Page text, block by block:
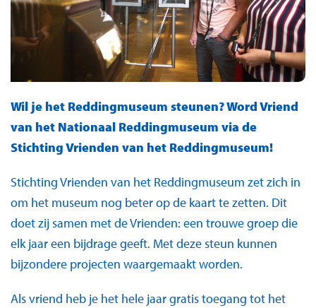
Wil je het Reddingmuseum steunen? Word Vriend
van het Nationaal Reddingmuseum via de
Stichting Vrienden van het Reddingmuseum!
Stichting Vrienden van het Reddingmuseum zet zich in
om het museum nog beter op de kaart te zetten. Dit
doet zij samen met de Vrienden: een trouwe groep die
elk jaar een bijdrage geeft. Met deze steun kunnen
bijzondere projecten waargemaakt worden.
Als vriend heb je het hele jaar gratis toegang tot het